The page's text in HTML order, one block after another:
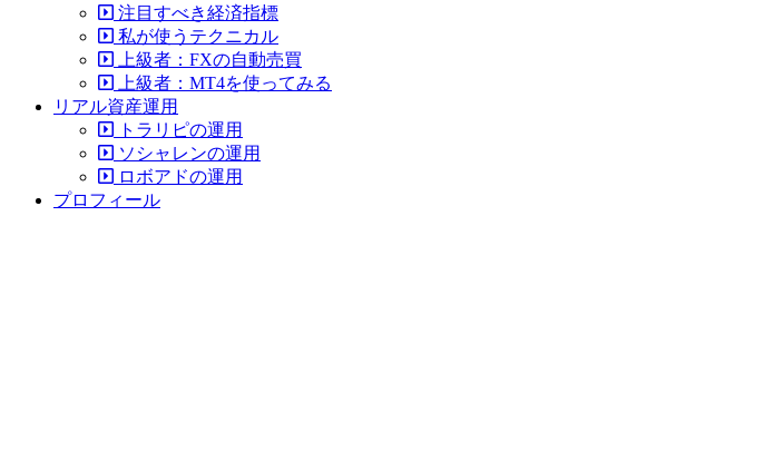
注目すべき経済指標
私が使うテクニカル
上級者：FXの自動売買
上級者：MT4を使ってみる
リアル資産運用
トラリピの運用
ソシャレンの運用
ロボアドの運用
プロフィール